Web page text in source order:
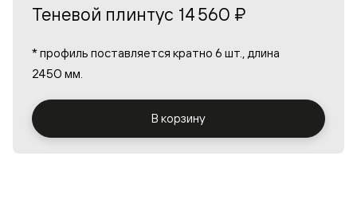
Теневой плинтус 14 560 ₽
* профиль поставляется кратно 6 шт., длина
2450 мм.
В корзину